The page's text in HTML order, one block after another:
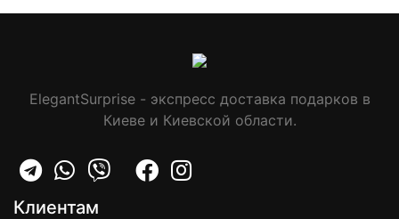
ElegantSurprise - экспресс доставка подарков в
Киеве и Киевской области.
Клиентам